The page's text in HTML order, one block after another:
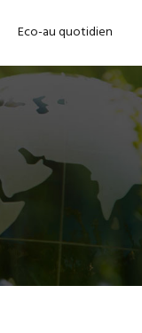
Eco-au quotidien